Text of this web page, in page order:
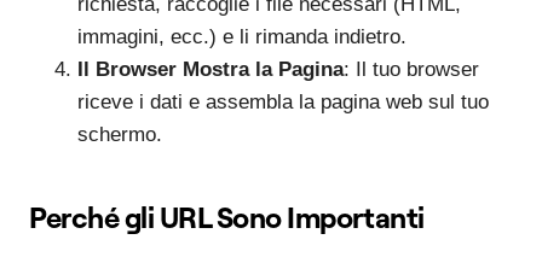
immagini, ecc.) e li rimanda indietro.
Il Browser Mostra la Pagina: Il tuo browser
riceve i dati e assembla la pagina web sul tuo
schermo.
Perché gli URL Sono Importanti